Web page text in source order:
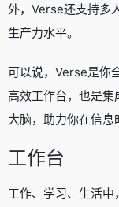
外，Verse还支持多
生产力水平。
可以说，Verse是你
高效工作台，也是集
大脑，助力你在信息
工作台
工作、学习、生活中